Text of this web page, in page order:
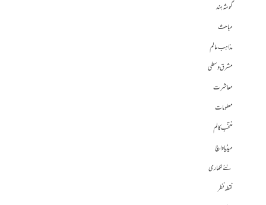
گوشہ ہند
مباحث
مذاہب عالم
مشرق وسطی
معاشرت
معلومات
منتخب کالم
میڈیا واچ
نئے لکھاری
نقطہ نظر